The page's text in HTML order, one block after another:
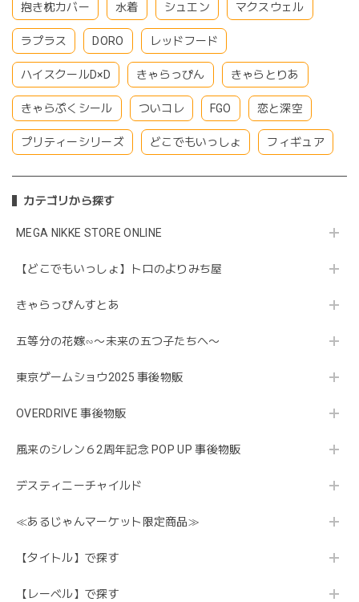
抱き枕カバー 水着 シュエン マクスウェル
ラプラス DORO レッドフード
ハイスクールD×D きゃらっぴん きゃらとりあ
きゃらぷくシール ついコレ FGO 恋と深空
プリティーシリーズ どこでもいっしょ フィギュア
カテゴリから探す
MEGA NIKKE STORE ONLINE
【どこでもいっしょ】トロのよりみち屋
きゃらっぴんすとあ
五等分の花嫁∽〜未来の五つ子たちへ〜
東京ゲームショウ2025 事後物販
OVERDRIVE 事後物販
風来のシレン６2周年記念 POP UP 事後物販
デスティニーチャイルド
≪あるじゃんマーケット限定商品≫
【タイトル】で探す
【レーベル】で探す